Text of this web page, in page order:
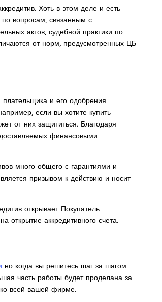
Хоть в этом деле и есть
вопросам, связанным с
актов, судебной практики по
от норм, предусмотренных ЦБ
и его одобрения
если вы хотите купить
от них защититься. Благодаря
финансовыми
много общего с гарантиями и
призывом к действию и носит
открывает Покупатель
открытие аккредитивного счета.
но когда вы решитесь шаг за шагом
часть работы будет проделана за
ко всей вашей фирме.